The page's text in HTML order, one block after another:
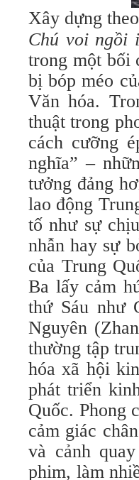
Xây dựng
Chú voi ngồi
trong một bối
bị bóp méo
Văn hóa.
thuật trong
cách cưỡng
nghĩa” –
tưởng đảng
lao động
tố như sự
nhẫn hay sự
của Trung
Ba lấy cảm
thứ Sáu như
Nguyên
thường tập
hóa xã hội
phát triển
Quốc. Phong
cảm giác
và cảnh
phim, làm